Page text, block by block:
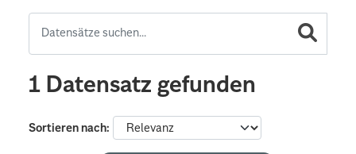
1 Datensatz gefunden
Sortieren nach